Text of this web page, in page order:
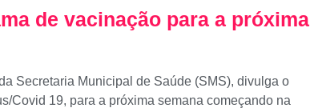
de vacinação para a próxima
Secretaria Municipal de Saúde (SMS), divulga o
Covid 19, para a próxima semana começando na